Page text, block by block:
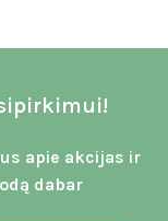
apie akcijas ir
dabar